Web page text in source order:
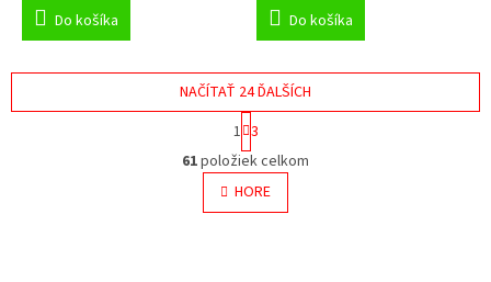
Do košíka
Do košíka
O
v
l
á
NAČÍTAŤ 24 ĎALŠÍCH
S
t
r
á
n
k
1 3
61položiek celkom
HORE